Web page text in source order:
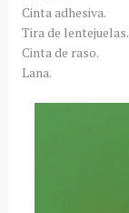
Cinta adhesiva.
Tira de lentejuelas.
Cinta de raso.
Lana.